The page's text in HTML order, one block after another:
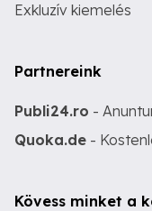
Exkluzív kiemelés
Partnereink
Publi24.ro -
Quoka.de -
Kövess minket a